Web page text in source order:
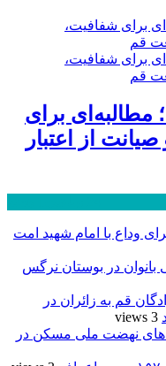
مطالبه‌ای برای
از اعتبار
وداع با امام شهید امت
در بوستان نرگس
قم به زائران در
3 views
پروژه‌های نهضت ملی مسکن در